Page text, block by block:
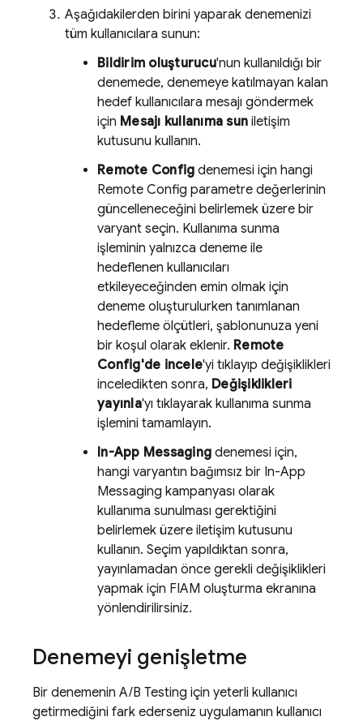
Aşağıdakilerden birini yaparak denemenizi
tüm kullanıcılara sunun:
Bildirim oluşturucu'nun kullanıldığı bir
denemede, denemeye katılmayan kalan
hedef kullanıcılara mesajı göndermek
için Mesajı kullanıma sun iletişim
kutusunu kullanın.
Remote Config denemesi için hangi
Remote Config parametre değerlerinin
güncelleneceğini belirlemek üzere bir
varyant seçin. Kullanıma sunma
işleminin yalnızca deneme ile
hedeflenen kullanıcıları
etkileyeceğinden emin olmak için
deneme oluşturulurken tanımlanan
hedefleme ölçütleri, şablonunuza yeni
bir koşul olarak eklenir. Remote
Config'de incele'yi tıklayıp değişiklikleri
inceledikten sonra, Değişiklikleri
yayınla'yı tıklayarak kullanıma sunma
işlemini tamamlayın.
In-App Messaging denemesi için,
hangi varyantın bağımsız bir In-App
Messaging kampanyası olarak
kullanıma sunulması gerektiğini
belirlemek üzere iletişim kutusunu
kullanın. Seçim yapıldıktan sonra,
yayınlamadan önce gerekli değişiklikleri
yapmak için FIAM oluşturma ekranına
yönlendirilirsiniz.
Denemeyi genişletme
Bir denemenin A/B Testing için yeterli kullanıcı
getirmediğini fark ederseniz uygulamanın kullanıcı